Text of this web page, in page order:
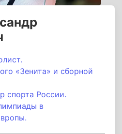
«Зенита» и сборной
спорта России.
в